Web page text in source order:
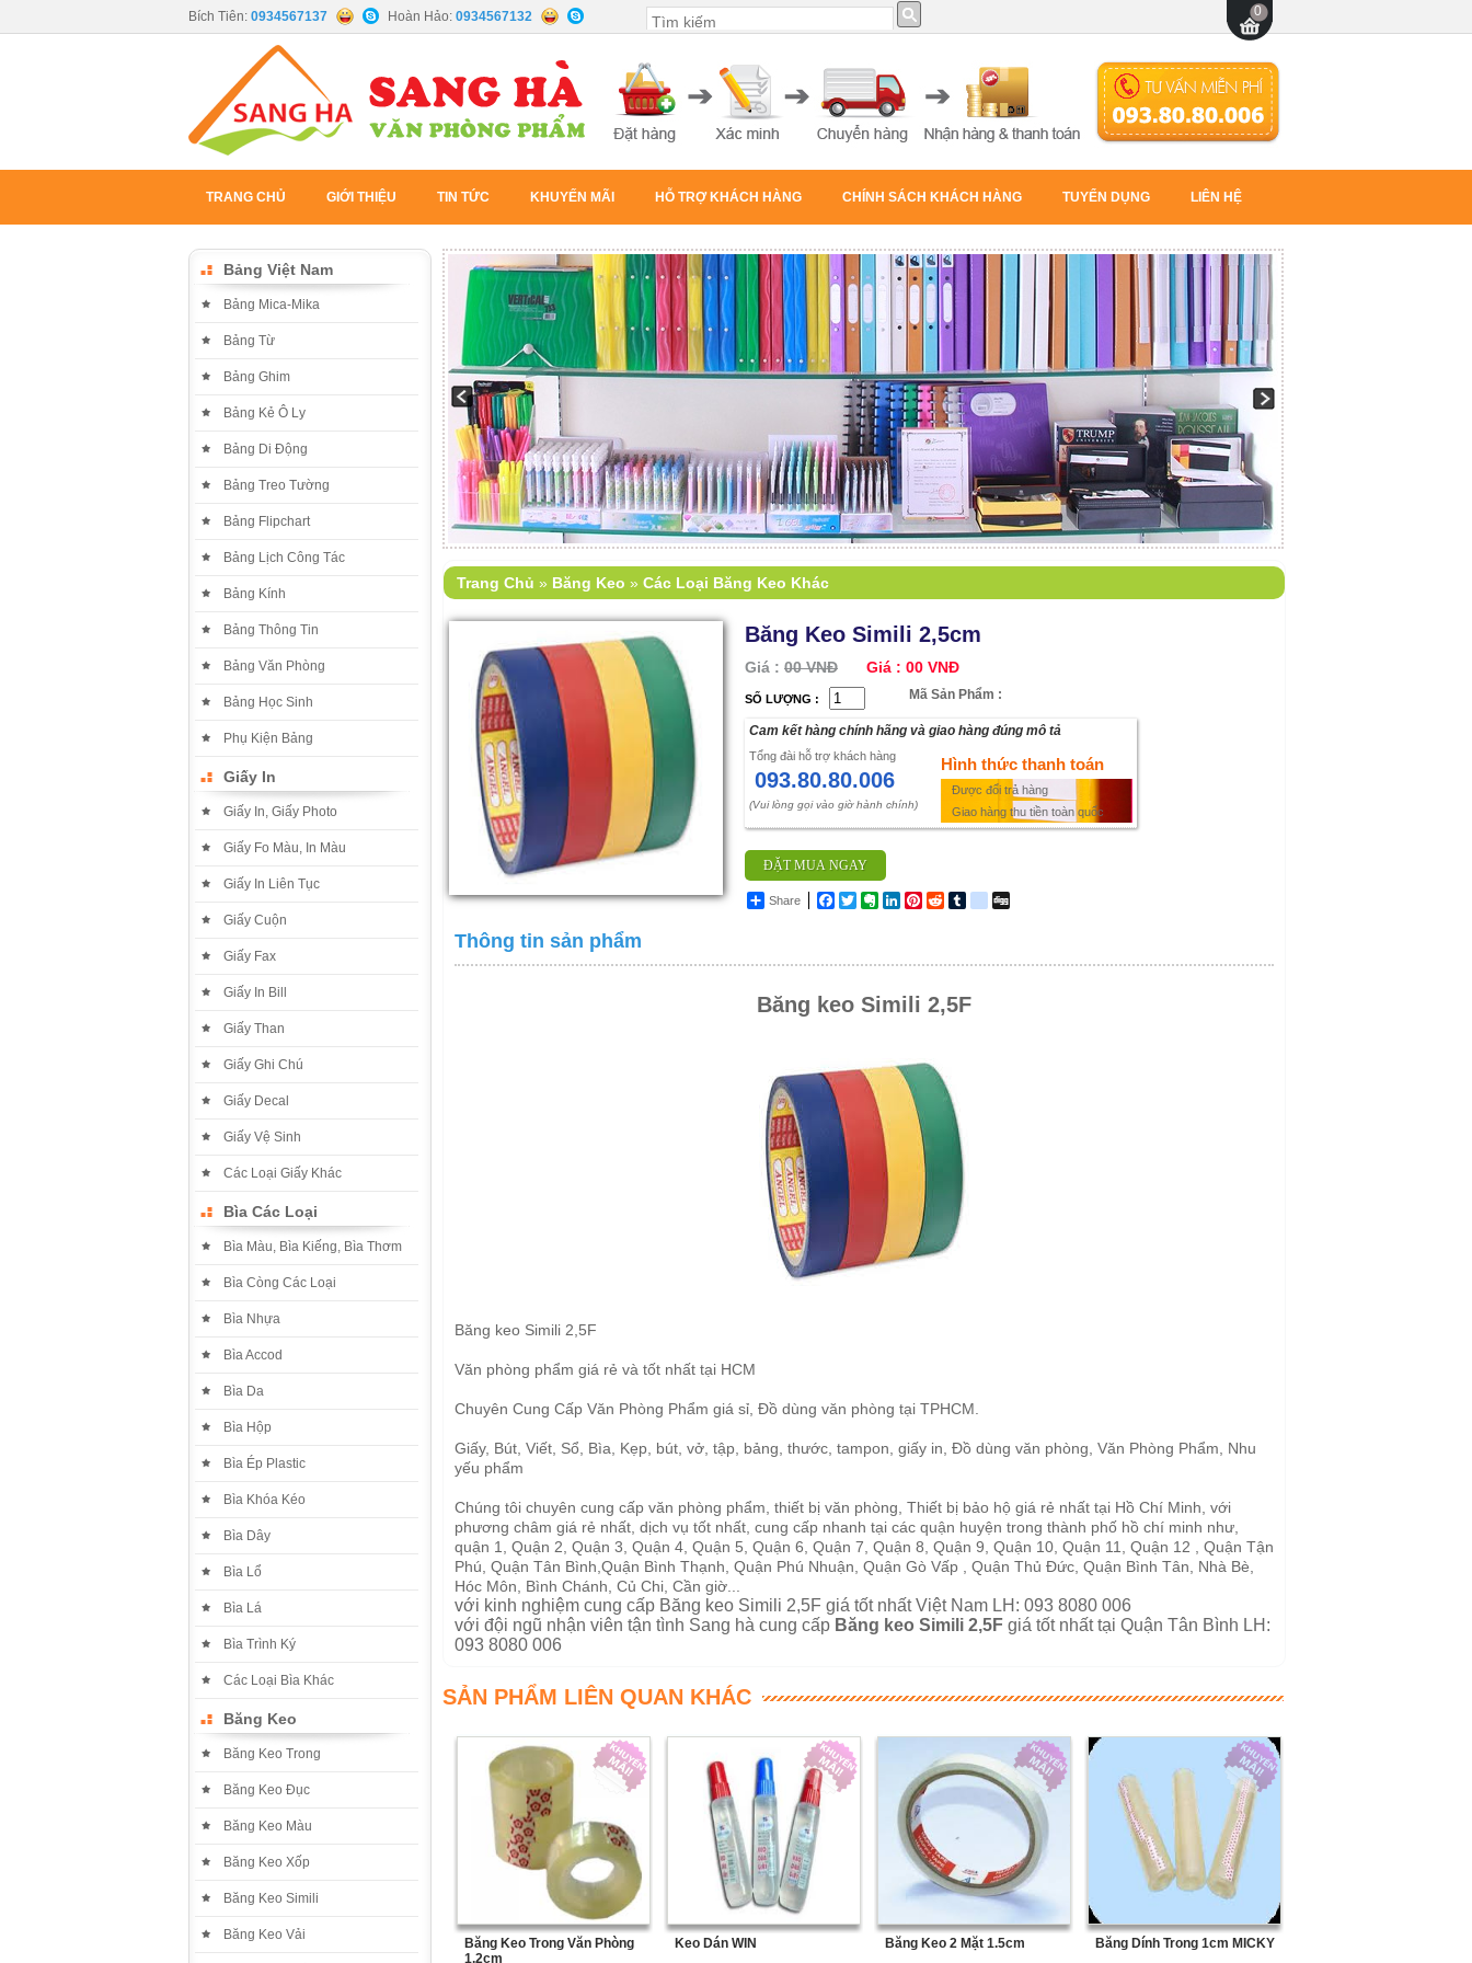
Bích Tiên: 0934567137 Hoàn Hảo: 0934567132
TRANG CHỦ GIỚI THIỆU TIN TỨC KHUYẾN MÃI HỖ TRỢ KHÁCH HÀNG CHÍNH SÁCH KHÁCH HÀNG TUYỂN DỤNG LIÊN HỆ
Bảng Việt Nam
Bảng Mica-Mika
Bảng Từ
Bảng Ghim
Bảng Kẻ Ô Ly
Bảng Di Động
Bảng Treo Tường
Bảng Flipchart
Bảng Lịch Công Tác
Bảng Kính
Bảng Thông Tin
Bảng Văn Phòng
Bảng Học Sinh
Phụ Kiện Bảng
Giấy In
Giấy In, Giấy Photo
Giấy Fo Màu, In Màu
Giấy In Liên Tục
Giấy Cuộn
Giấy Fax
Giấy In Bill
Giấy Than
Giấy Ghi Chú
Giấy Decal
Giấy Vệ Sinh
Các Loại Giấy Khác
Bìa Các Loại
Bìa Màu, Bìa Kiếng, Bìa Thơm
Bìa Còng Các Loại
Bìa Nhựa
Bìa Accod
Bìa Da
Bìa Hộp
Bìa Ép Plastic
Bìa Khóa Kéo
Bìa Dây
Bìa Lổ
Bìa Lá
Bìa Trình Ký
Các Loại Bìa Khác
Băng Keo
Băng Keo Trong
Băng Keo Đục
Băng Keo Màu
Băng Keo Xốp
Băng Keo Simili
Băng Keo Vải
Trang Chủ » Băng Keo » Các Loại Băng Keo Khác
Băng Keo Simili 2,5cm
Giá : 00 VNĐ Giá : 00 VNĐ
SỐ LƯỢNG : Mã Sản Phẩm :
Cam kết hàng chính hãng và giao hàng đúng mô tả
Tổng đài hỗ trợ khách hàng
093.80.80.006
(Vui lòng gọi vào giờ hành chính)
Hình thức thanh toán
Được đổi trả hàng
Giao hàng thu tiền toàn quốc
ĐẶT MUA NGAY
Share Facebook
TwitterEvernoteLinkedInPinterestRedditTumblrdelicious
Thông tin sản phẩm
Băng keo Simili 2,5F
Băng keo Simili 2,5F
Văn phòng phẩm giá rẻ và tốt nhất tại HCM
Chuyên Cung Cấp Văn Phòng Phẩm giá sỉ, Đồ dùng văn phòng tại TPHCM.
Giấy, Bút, Viết, Sổ, Bìa, Kẹp, bút, vở, tập, bảng, thước, tampon, giấy in, Đồ dùng văn phòng, Văn Phòng Phẩm, Nhu
yếu phẩm
Chúng tôi chuyên cung cấp văn phòng phẩm, thiết bị văn phòng, Thiết bị bảo hộ giá rẻ nhất tại Hồ Chí Minh, với
phương châm giá rẻ nhất, dịch vụ tốt nhất, cung cấp nhanh tại các quận huyện trong thành phố hồ chí minh như,
quận 1, Quận 2, Quận 3, Quận 4, Quận 5, Quận 6, Quận 7, Quận 8, Quận 9, Quận 10, Quận 11, Quận 12 , Quận Tận
Phú, Quận Tân Bình,Quận Bình Thạnh, Quận Phú Nhuận, Quận Gò Vấp , Quận Thủ Đức, Quận Bình Tân, Nhà Bè,
Hóc Môn, Bình Chánh, Củ Chi, Cần giờ...
với kinh nghiệm cung cấp Băng keo Simili 2,5F giá tốt nhất Việt Nam LH: 093 8080 006
với đội ngũ nhận viên tận tình Sang hà cung cấp Băng keo Simili 2,5F giá tốt nhất tại Quận Tân Bình LH:
093 8080 006
SẢN PHẨM LIÊN QUAN KHÁC
Băng Keo Trong Văn Phòng
1,2cm
Keo Dán WIN Băng Keo 2 Mặt 1.5cm Băng Dính Trong 1cm MICKY